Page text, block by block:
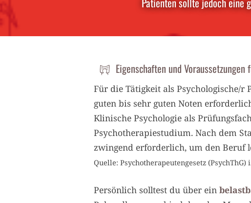
Eigenschaften und
Für die Tätigkeit als Psychologische/r
guten bis sehr guten Noten
Klinische Psychologie als
Psychotherapiestudium. Nach dem
zwingend erforderlich, um den Beruf
Quelle: Psychotherapeutengesetz (PsychThG)
Persönlich solltest du über ein